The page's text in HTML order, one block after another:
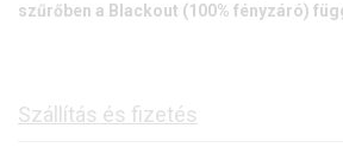
szűrőben a Blackout (100% fényzáró)
Szállítás és fizetés